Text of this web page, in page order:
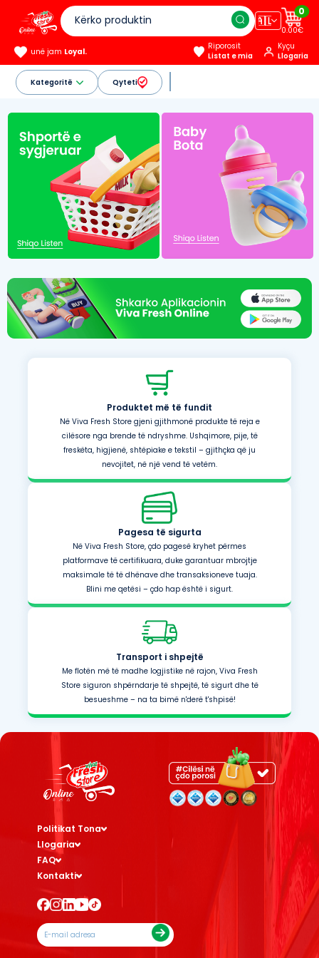
🇦🇱
0
0.00€
unë jam Loyal.
Riporosit
Listat e mia
Kyçu
Llogaria
Kategoritë Qyteti
Produktet më të fundit
Në Viva Fresh Store gjeni gjithmonë produkte të reja e
cilësore nga brende të ndryshme. Ushqimore, pije, të
freskëta, higjienë, shtëpiake e tekstil – gjithçka që ju
nevojitet, në një vend të vetëm.
Pagesa të sigurta
Në Viva Fresh Store, çdo pagesë kryhet përmes
platformave të certifikuara, duke garantuar mbrojtje
maksimale të të dhënave dhe transaksioneve tuaja.
Blini me qetësi – çdo hap është i sigurt.
Transport i shpejtë
Me flotën më të madhe logjistike në rajon, Viva Fresh
Store siguron shpërndarje të shpejtë, të sigurt dhe të
besueshme – na ta bimë n'derë t'shpisë!
Politikat Tona
Llogaria
FAQ
Kontakti